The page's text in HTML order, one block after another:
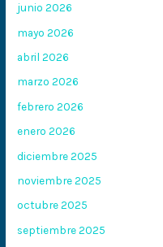
junio 2026
mayo 2026
abril 2026
marzo 2026
febrero 2026
enero 2026
diciembre 2025
noviembre 2025
octubre 2025
septiembre 2025